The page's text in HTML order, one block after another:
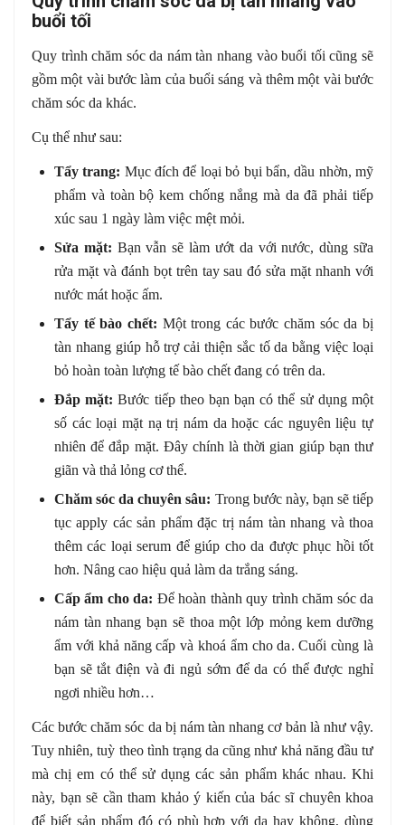
buổi tối
Quy trình chăm sóc da nám tàn nhang vào buổi tối cũng sẽ
gồm một vài bước làm của buổi sáng và thêm một vài bước
chăm sóc da khác.
Cụ thể như sau:
Tẩy trang: Mục đích để loại bỏ bụi bẩn, dầu nhờn, mỹ
phẩm và toàn bộ kem chống nắng mà da đã phải tiếp
xúc sau 1 ngày làm việc mệt mỏi.
Sửa mặt: Bạn vẫn sẽ làm ướt da với nước, dùng sữa
rửa mặt và đánh bọt trên tay sau đó sửa mặt nhanh với
nước mát hoặc ấm.
Tẩy tế bào chết: Một trong các bước chăm sóc da bị
tàn nhang giúp hỗ trợ cải thiện sắc tố da bằng việc loại
bỏ hoàn toàn lượng tế bào chết đang có trên da.
Đắp mặt: Bước tiếp theo bạn bạn có thể sử dụng một
số các loại mặt nạ trị nám da hoặc các nguyên liệu tự
nhiên để đắp mặt. Đây chính là thời gian giúp bạn thư
giãn và thả lỏng cơ thể.
Chăm sóc da chuyên sâu: Trong bước này, bạn sẽ tiếp
tục apply các sản phẩm đặc trị nám tàn nhang và thoa
thêm các loại serum để giúp cho da được phục hồi tốt
hơn. Nâng cao hiệu quả làm da trắng sáng.
Cấp ẩm cho da: Để hoàn thành quy trình chăm sóc da
nám tàn nhang bạn sẽ thoa một lớp mỏng kem dưỡng
ẩm với khả năng cấp và khoá ẩm cho da. Cuối cùng là
bạn sẽ tắt điện và đi ngủ sớm để da có thể được nghỉ
ngơi nhiều hơn…
Các bước chăm sóc da bị nám tàn nhang cơ bản là như vậy.
Tuy nhiên, tuỳ theo tình trạng da cũng như khả năng đầu tư
mà chị em có thể sử dụng các sản phẩm khác nhau. Khi
này, bạn sẽ cần tham khảo ý kiến của bác sĩ chuyên khoa
để biết sản phẩm đó có phù hợp với da hay không, dùng